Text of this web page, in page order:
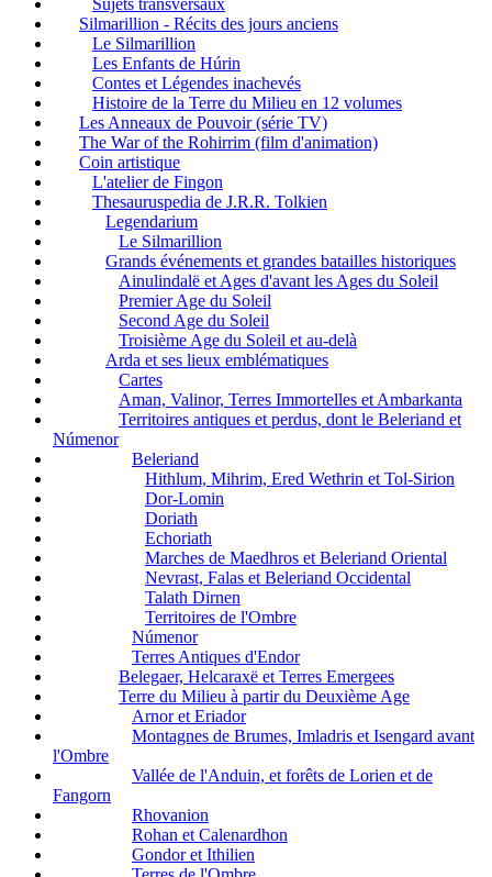
Sujets transversaux
Silmarillion - Récits des jours anciens
Le Silmarillion
Les Enfants de Húrin
Contes et Légendes inachevés
Histoire de la Terre du Milieu en 12 volumes
Les Anneaux de Pouvoir (série TV)
The War of the Rohirrim (film d'animation)
Coin artistique
L'atelier de Fingon
Thesauruspedia de J.R.R. Tolkien
Legendarium
Le Silmarillion
Grands événements et grandes batailles historiques
Ainulindalë et Ages d'avant les Ages du Soleil
Premier Age du Soleil
Second Age du Soleil
Troisième Age du Soleil et au-delà
Arda et ses lieux emblématiques
Cartes
Aman, Valinor, Terres Immortelles et Ambarkanta
Territoires antiques et perdus, dont le Beleriand et
Númenor
Beleriand
Hithlum, Mihrim, Ered Wethrin et Tol-Sirion
Dor-Lomin
Doriath
Echoriath
Marches de Maedhros et Beleriand Oriental
Nevrast, Falas et Beleriand Occidental
Talath Dirnen
Territoires de l'Ombre
Númenor
Terres Antiques d'Endor
Belegaer, Helcaraxë et Terres Emergees
Terre du Milieu à partir du Deuxième Age
Arnor et Eriador
Montagnes de Brumes, Imladris et Isengard avant
l'Ombre
Vallée de l'Anduin, et forêts de Lorien et de
Fangorn
Rhovanion
Rohan et Calenardhon
Gondor et Ithilien